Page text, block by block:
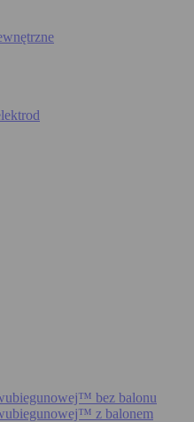
bez balonu
z balonem